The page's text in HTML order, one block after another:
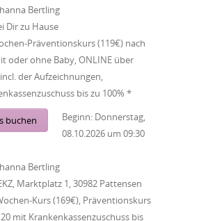
Bertling
Dir zu Hause
Präventionskurs (119€) nach
oder ohne Baby, ONLINE über
der Aufzeichnungen,
bis zu 100% *
buchen Beginn: Donnerstag,
08.10.2026 um 09:30
Bertling
Marktplatz 1, 30982 Pattensen
Kurs (169€), Präventionskurs
mit Krankenkassenzuschuss bis